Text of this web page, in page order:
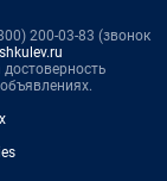
200-03-83 (звонок
достоверность